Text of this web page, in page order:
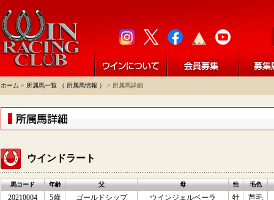
ホーム > 所属馬一覧 （ 所属馬情報 ） > 所属馬詳細
ウインドラート
馬コード 年齢 父 母 性 毛色
20210004 5歳 ゴールドシップ ウインジェルベーラ 牡
芦毛